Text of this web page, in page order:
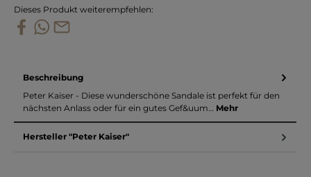
Dieses Produkt weiterempfehlen:
Beschreibung
Peter Kaiser - Diese wunderschöne Sandale ist perfekt für den
nächsten Anlass oder für ein gutes Gef&uum… Mehr
Hersteller "Peter Kaiser"